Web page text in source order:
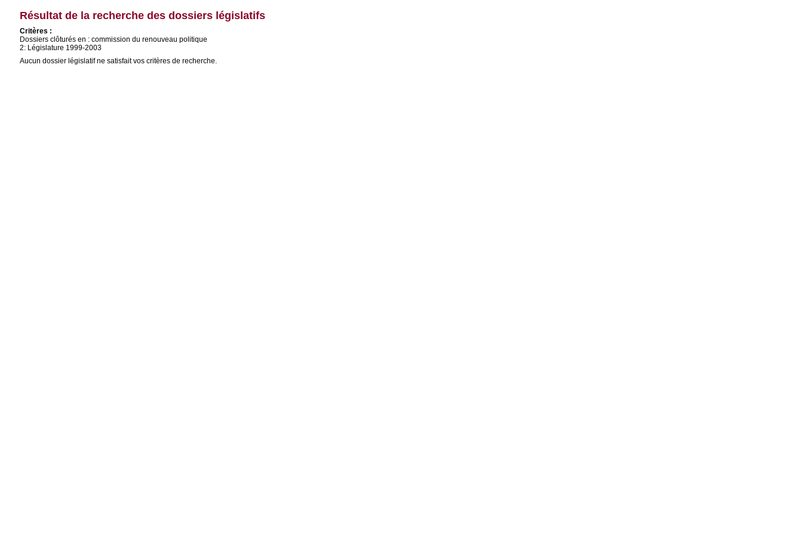
Résultat de la recherche des dossiers législatifs
Critères :
Dossiers clôturés en : commission du renouveau politique
2: Législature 1999-2003
Aucun dossier législatif ne satisfait vos critères de recherche.